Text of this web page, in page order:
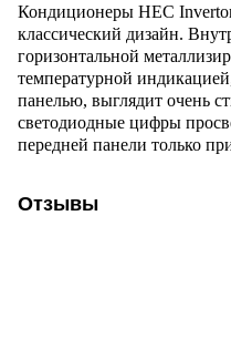
Кондиционеры HEC
классический дизайн.
горизонтальной
температурной
панелью, выглядит очень
светодиодные цифры
передней панели только
Отзывы